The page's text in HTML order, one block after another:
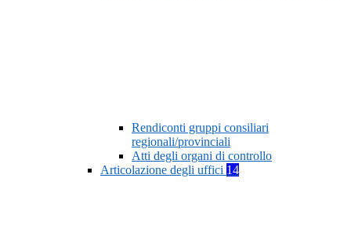
Rendiconti gruppi consiliari
regionali/provinciali
Atti degli organi di controllo
Articolazione degli uffici 14